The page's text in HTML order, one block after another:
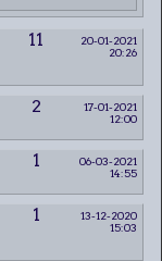
11
20-01-2021
20:26
2
17-01-2021
12:00
1
06-03-2021
14:55
1
13-12-2020
15:03